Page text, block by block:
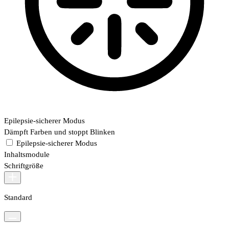
Epilepsie-sicherer Modus
Dämpft Farben und stoppt Blinken
Epilepsie-sicherer Modus
Inhaltsmodule
Schriftgröße
Standard